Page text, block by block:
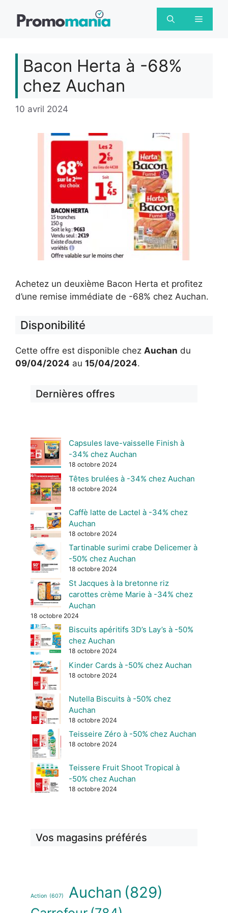
Menu
Bacon Herta à -68%
chez Auchan
10 avril 2024
Achetez un deuxième Bacon Herta et profitez
d’une remise immédiate de -68% chez Auchan.
Disponibilité
Cette offre est disponible chez Auchan du
09/04/2024 au 15/04/2024.
Dernières offres
Capsules lave-vaisselle Finish à
-34% chez Auchan
18 octobre 2024
Têtes brulées à -34% chez Auchan
18 octobre 2024
Caffè latte de Lactel à -34% chez
Auchan
18 octobre 2024
Tartinable surimi crabe Delicemer à
-50% chez Auchan
18 octobre 2024
St Jacques à la bretonne riz
carottes crème Marie à -34% chez
Auchan
18 octobre 2024
Biscuits apéritifs 3D’s Lay’s à -50%
chez Auchan
18 octobre 2024
Kinder Cards à -50% chez Auchan
18 octobre 2024
Nutella Biscuits à -50% chez
Auchan
18 octobre 2024
Teisseire Zéro à -50% chez Auchan
18 octobre 2024
Teissere Fruit Shoot Tropical à
-50% chez Auchan
18 octobre 2024
Vos magasins préférés
Action (607) Auchan (829)